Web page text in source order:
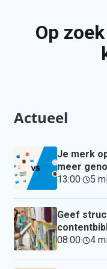
Op
Actueel
Je merk
meer
13:00· 5
Geef
08:00· 4